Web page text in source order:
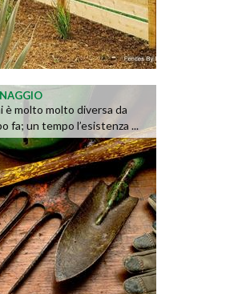
è molto molto diversa da
fa; un tempo l’esistenza ...